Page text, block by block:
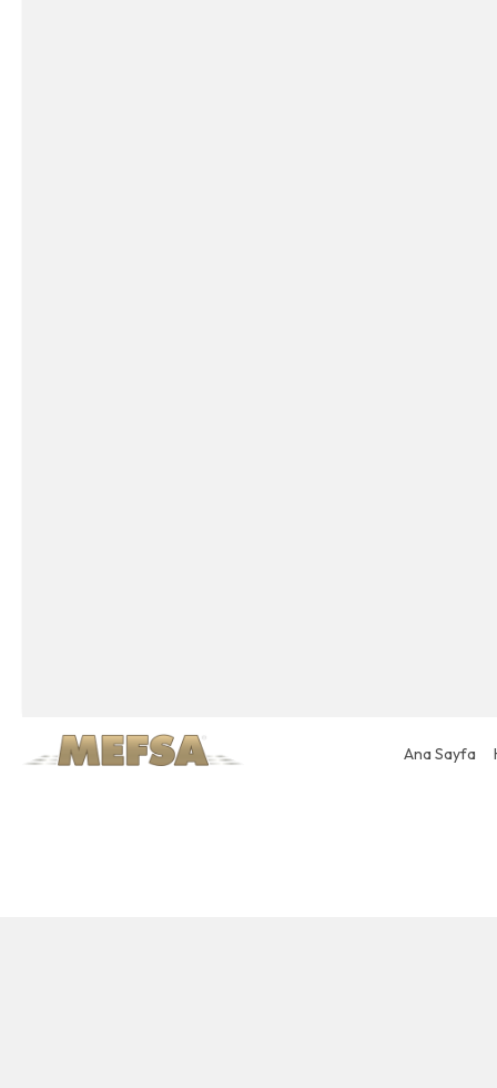
Ana Sayfa